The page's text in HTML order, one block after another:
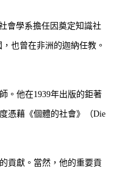
會學系擔任因奠定知識社
也曾在非洲的迦納任教。
。他在1939年出版的鉅著
憑藉《個體的社會》（Die
貢獻。當然，他的重要貢